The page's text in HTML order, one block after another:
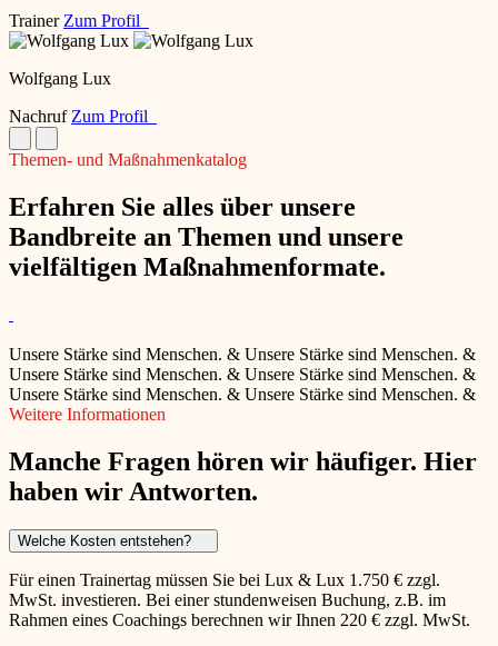
Trainer Zum Profil
Wolfgang Lux
Nachruf Zum Profil
Themen- und Maßnahmenkatalog
Erfahren Sie alles über unsere
Bandbreite an Themen und unsere
vielfältigen Maßnahmenformate.
Unsere Stärke sind Menschen. & Unsere Stärke sind Menschen. &
Unsere Stärke sind Menschen. & Unsere Stärke sind Menschen. &
Unsere Stärke sind Menschen. & Unsere Stärke sind Menschen. &
Weitere Informationen
Manche Fragen hören wir häufiger. Hier
haben wir Antworten.
Welche Kosten entstehen?
Für einen Trainertag müssen Sie bei Lux & Lux 1.750 € zzgl.
MwSt. investieren. Bei einer stundenweisen Buchung, z.B. im
Rahmen eines Coachings berechnen wir Ihnen 220 € zzgl. MwSt.